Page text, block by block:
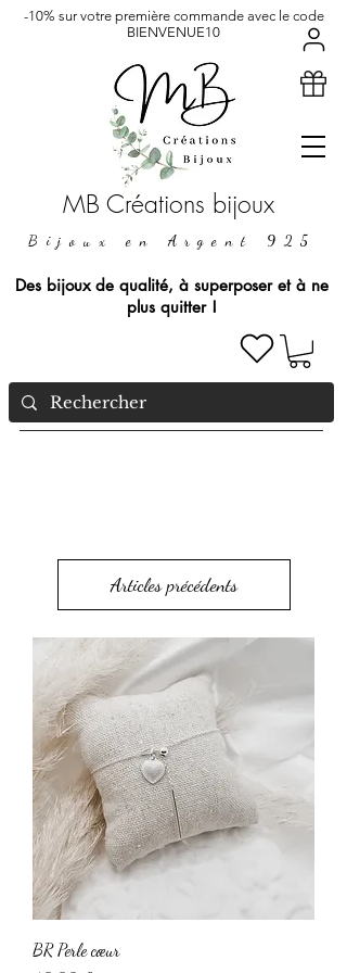
MB Créations bijoux
Bijoux en Argent 925
Des bijoux de qualité, à superposer et à ne
plus quitter !
-10% sur votre première commande avec le code
BIENVENUE10
Articles précédents
BR Perle cœur